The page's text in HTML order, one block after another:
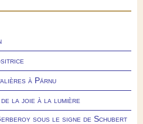
à Pärnu
la joie à la lumière
sous le signe de Schubert